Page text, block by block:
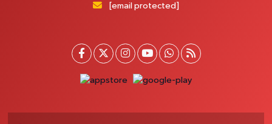
SERHAT MAHALLESİ CUMHURİYET BULVARI VAN AVM YANI NO:137
ECIVILCOCUKMAGAZASIKARSISI
0 (542) 384 45 20 Yol Tarifi Al
[email protected]